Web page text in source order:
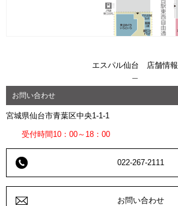
エスパル仙台 店舗情報
お問い合わせ
宮城県仙台市青葉区中央1-1-1
受付時間10：00～18：00
022-267-2111
お問い合わせ